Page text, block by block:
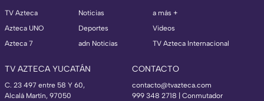
TV Azteca
Azteca UNO
Azteca 7
Noticias
Deportes
adn Noticias
a más +
Videos
TV Azteca Internacional
TV AZTECA YUCATÁN
C. 23 497 entre 58 Y 60,
Alcalá Martín, 97050
CONTACTO
contacto@tvazteca.com
999 348 2718 | Conmutador